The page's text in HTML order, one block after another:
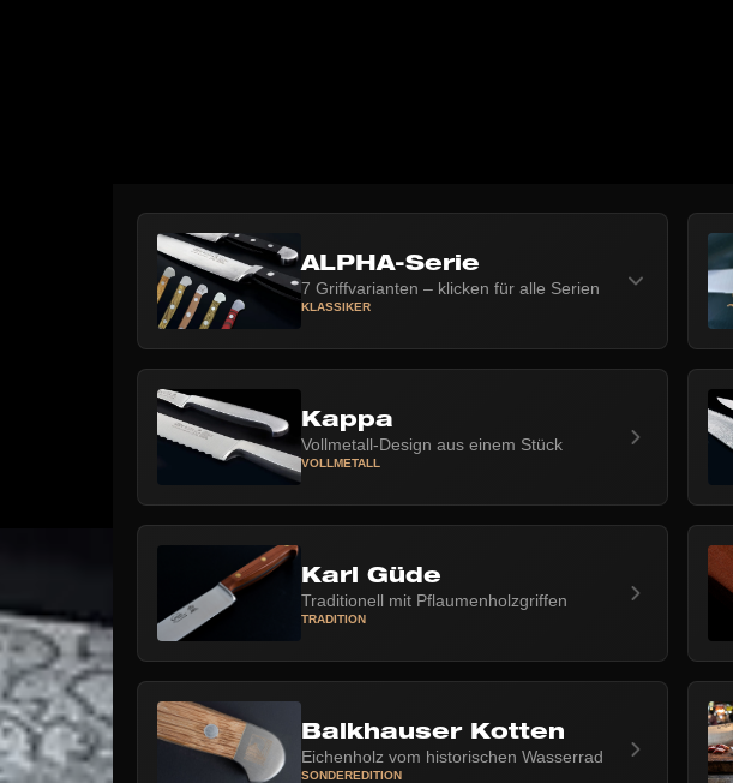
ALPHA-Serie
7 Griffvarianten – klicken für alle Serien
KLASSIKER
Kappa
Vollmetall-Design aus einem Stück
VOLLMETALL
Karl Güde
Traditionell mit Pflaumenholzgriffen
TRADITION
Balkhauser Kotten
Eichenholz vom historischen Wasserrad
SONDEREDITION